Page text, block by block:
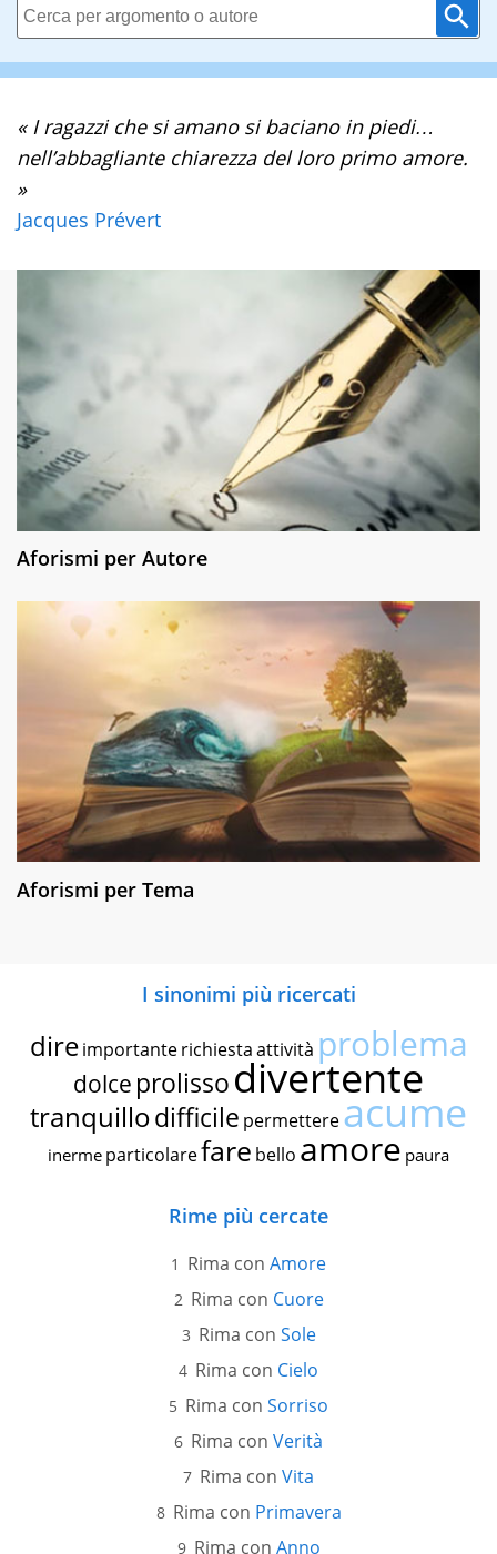
« I ragazzi che si amano si baciano in piedi…
nell’abbagliante chiarezza del loro primo amore.
»
Jacques Prévert
Aforismi per Autore
Aforismi per Tema
I sinonimi più ricercati
dire importante richiestaattività problema
dolce prolissodivertente
tranquillodifficile permettereacume
inerme particolarefare bello amore paura
Rime più cercate
Rima con Amore
Rima con Cuore
Rima con Sole
Rima con Cielo
Rima con Sorriso
Rima con Verità
Rima con Vita
Rima con Primavera
Rima con Anno